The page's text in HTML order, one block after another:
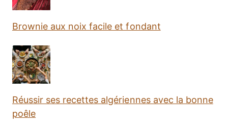
Brownie aux noix facile et fondant
Réussir ses recettes algériennes avec la bonne
poêle